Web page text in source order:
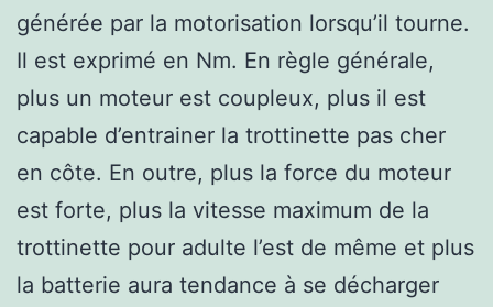
générée par la motorisation lorsqu’il tourne.
Il est exprimé en Nm. En règle générale,
plus un moteur est coupleux, plus il est
capable d’entrainer la trottinette pas cher
en côte. En outre, plus la force du moteur
est forte, plus la vitesse maximum de la
trottinette pour adulte l’est de même et plus
la batterie aura tendance à se décharger